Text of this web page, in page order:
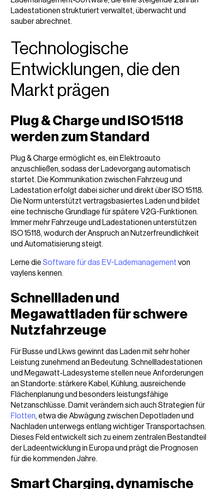
Ladestationen strukturiert verwaltet, überwacht und
sauber abrechnet.
Technologische
Entwicklungen, die den
Markt prägen
Plug & Charge und ISO 15118
werden zum Standard
Plug & Charge ermöglicht es, ein Elektroauto
anzuschließen, sodass der Ladevorgang automatisch
startet. Die Kommunikation zwischen Fahrzeug und
Ladestation erfolgt dabei sicher und direkt über ISO 15118.
Die Norm unterstützt vertragsbasiertes Laden und bildet
eine technische Grundlage für spätere V2G-Funktionen.
Immer mehr Fahrzeuge und Ladestationen unterstützen
ISO 15118, wodurch der Anspruch an Nutzerfreundlichkeit
und Automatisierung steigt.
Lerne dieSoftware für das EV-Lademanagement von
vaylens kennen.
Schnellladen und
Megawattladen für schwere
Nutzfahrzeuge
Für Busse und Lkws gewinnt das Laden mit sehr hoher
Leistung zunehmend an Bedeutung. Schnellladestationen
und Megawatt-Ladesysteme stellen neue Anforderungen
an Standorte: stärkere Kabel, Kühlung, ausreichende
Flächenplanung und besonders leistungsfähige
Netzanschlüsse. Damit verändern sich auch Strategien für
Flotten, etwa die Abwägung zwischen Depotladen und
Nachladen unterwegs entlang wichtiger Transportachsen.
Dieses Feld entwickelt sich zu einem zentralen Bestandteil
der Ladeentwicklung in Europa und prägt die Prognosen
für die kommenden Jahre.
Smart Charging, dynamische